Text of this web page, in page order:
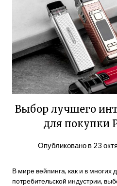
Выбор лучшего
для покупки
Опубликовано в 23
В мире вейпинга, как и в многих
потребительской индустрии,